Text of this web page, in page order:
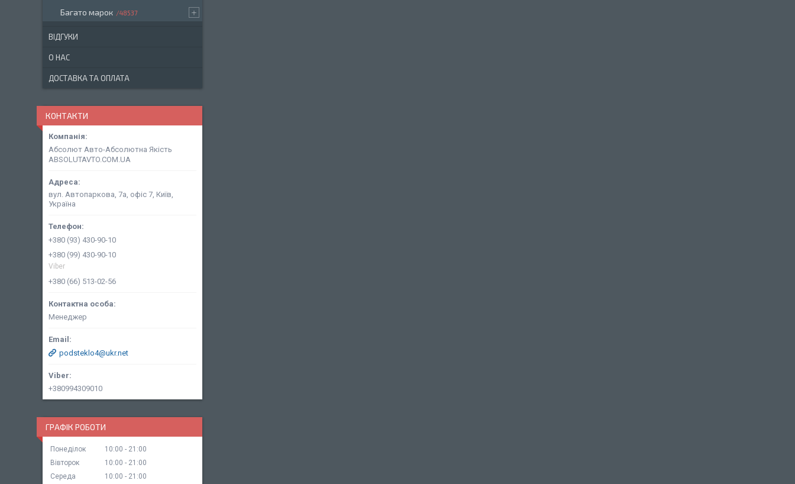
Багато марок 48537
ВІДГУКИ
О НАС
ДОСТАВКА ТА ОПЛАТА
КОНТАКТИ
Абсолют Авто-Абсолютна Якість
ABSOLUTAVTO.COM.UA
вул. Автопаркова, 7а, офіс 7, Київ,
Україна
+380 (93) 430-90-10
+380 (99) 430-90-10
Viber
+380 (66) 513-02-56
Менеджер
podsteklo4@ukr.net
+380994309010
ГРАФІК РОБОТИ
Понеділок 10:00
21:00
Вівторок
10:00
21:00
Середа
10:00 21:00